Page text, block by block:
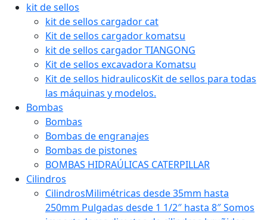
kit de sellos
kit de sellos cargador cat
Kit de sellos cargador komatsu
kit de sellos cargador TIANGONG
Kit de sellos excavadora Komatsu
Kit de sellos hidraulicosKit de sellos para todas
las máquinas y modelos.
Bombas
Bombas
Bombas de engranajes
Bombas de pistones
BOMBAS HIDRAÚLICAS CATERPILLAR
Cilindros
CilindrosMilimétricas desde 35mm hasta
250mm Pulgadas desde 1 1/2″ hasta 8″ Somos